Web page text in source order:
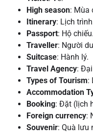
High season: Mùa
Itinerary: Lịch
Passport: Hộ chiếu.
Traveller: Người
Suitcase: Hành lý.
Travel Agency:
Types of Tourism:
Accommodation
Booking: Đặt (lịch
Foreign currency:
Souvenir: Quà lưu